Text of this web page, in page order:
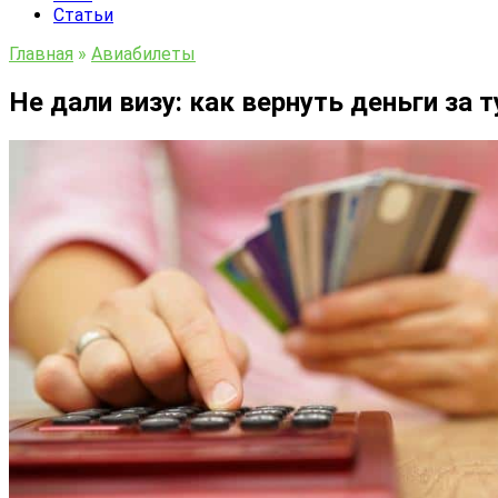
Статьи
Главная » Авиабилеты
Не дали визу: как вернуть деньги за